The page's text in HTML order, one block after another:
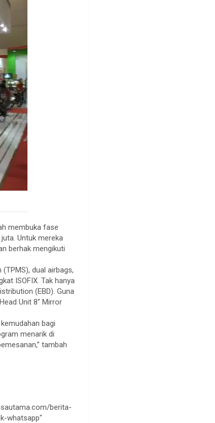
membuka fase
Untuk mereka
berhak mengikuti
dual airbags,
ISOFIX. Tak hanya
(EBD). Guna
Unit 8″ Mirror
bagi
menarik di
tambah
berita-
whatsapp"